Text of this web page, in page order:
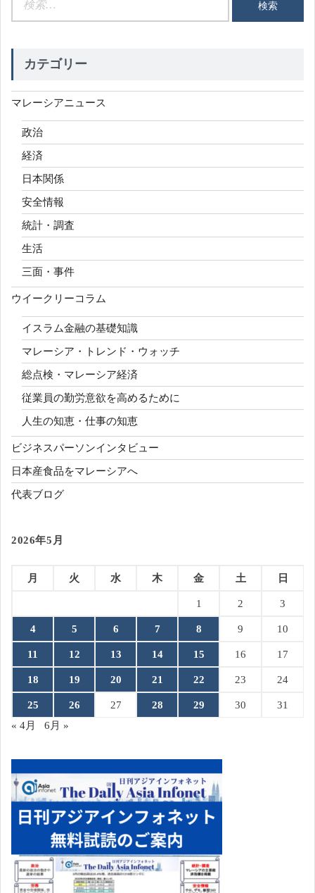
カテゴリー
マレーシアニュース
政治
経済
日本関係
安全情報
統計・調査
生活
三面・事件
ウイークリーコラム
イスラム金融の基礎知識
マレーシア・トレンド・ウォッチ
総点検・マレーシア経済
従業員の勤労意欲を高めるために
人生の知恵・仕事の知恵
ビジネスパーソンインタビュー
日本産食品をマレーシアへ
代表ブログ
2026年5月
月 火 水 木 金 土 日
1 2 3
4 5 6 7 8 9 10
11 12 13 14 15 16 17
18 19 20 21 22 23 24
25 26 27 28 29 30
31
« 4月
6月 »